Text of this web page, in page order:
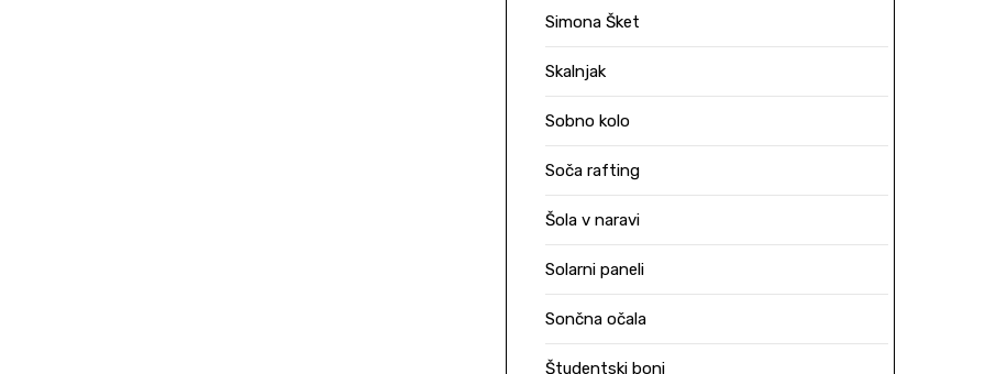
Simona Šket
Skalnjak
Sobno kolo
Soča rafting
Šola v naravi
Solarni paneli
Sončna očala
Študentski boni